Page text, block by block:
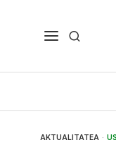
AKTUALITATEA ·